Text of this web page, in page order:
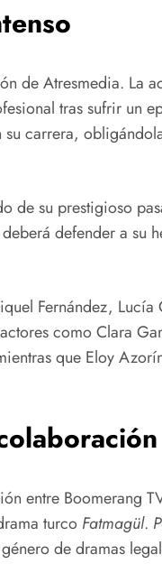
de Atresmedia. La
tras sufrir un
su carrera,
de su prestigioso
defender a su
Fernández, Lucía
como Clara
que Eloy
entre Boomerang
turco Fatmagül.
de dramas